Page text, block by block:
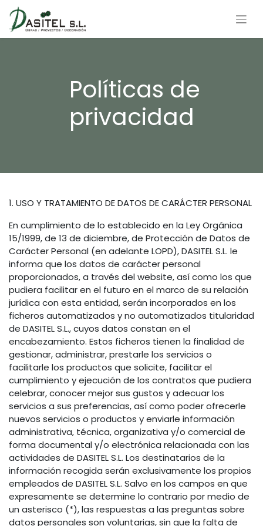
Políticas de
privacidad
1. USO Y TRATAMIENTO DE DATOS DE CARÁCTER PERSONAL
En cumplimiento de lo establecido en la Ley Orgánica
15/1999, de 13 de diciembre, de Protección de Datos de
Carácter Personal (en adelante LOPD), DASITEL S.L. le
informa que los datos de carácter personal
proporcionados, a través del website, así como los que
pudiera facilitar en el futuro en el marco de su relación
jurídica con esta entidad, serán incorporados en los
ficheros automatizados y no automatizados titularidad
de DASITEL S.L., cuyos datos constan en el
encabezamiento. Estos ficheros tienen la finalidad de
gestionar, administrar, prestarle los servicios o
facilitarle los productos que solicite, facilitar el
cumplimiento y ejecución de los contratos que pudiera
celebrar, conocer mejor sus gustos y adecuar los
servicios a sus preferencias, así como poder ofrecerle
nuevos servicios o productos y enviarle información
administrativa, técnica, organizativa y/o comercial de
forma documental y/o electrónica relacionada con las
actividades de DASITEL S.L. Los destinatarios de la
información recogida serán exclusivamente los propios
empleados de DASITEL S.L. Salvo en los campos en que
expresamente se determine lo contrario por medio de
un asterisco (*), las respuestas a las preguntas sobre
datos personales son voluntarias, sin que la falta de